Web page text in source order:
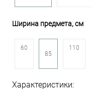
Ширина предмета, см
60
85
110
Характеристики: